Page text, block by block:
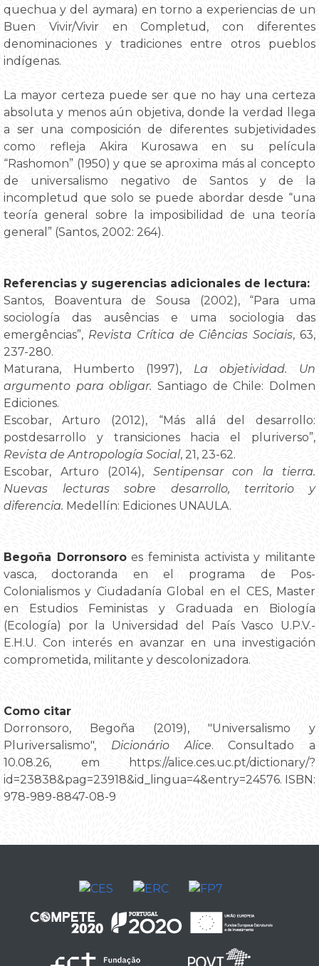
quechua y del aymara) en torno a experiencias de un
Buen Vivir/Vivir en Completud, con diferentes
denominaciones y tradiciones entre otros pueblos
indígenas.
La mayor certeza puede ser que no hay una certeza
absoluta y menos aún objetiva, donde la verdad llega
a ser una composición de diferentes subjetividades
como refleja Akira Kurosawa en su película
“Rashomon” (1950) y que se aproxima más al concepto
de universalismo negativo de Santos y de la
incompletud que solo se puede abordar desde “una
teoría general sobre la imposibilidad de una teoría
general” (Santos, 2002: 264).
Referencias y sugerencias adicionales de lectura:
Santos, Boaventura de Sousa (2002), “Para uma
sociología das ausências e uma sociologia das
emergências”, Revista Crítica de Ciências Sociais, 63,
237-280.
Maturana, Humberto (1997), La objetividad. Un
argumento para obligar. Santiago de Chile: Dolmen
Ediciones.
Escobar, Arturo (2012), “Más allá del desarrollo:
postdesarrollo y transiciones hacia el pluriverso”,
Revista de Antropología Social, 21, 23-62.
Escobar, Arturo (2014), Sentipensar con la tierra.
Nuevas lecturas sobre desarrollo, territorio y
diferencia. Medellín: Ediciones UNAULA.
Begoña Dorronsoroes feminista activista y militante
vasca, doctoranda en el programa de Pos-
Colonialismos y Ciudadanía Global en el CES, Master
en Estudios Feministas y Graduada en Biología
(Ecología) por la Universidad del País Vasco U.P.V.-
E.H.U. Con interés en avanzar en una investigación
comprometida, militante y descolonizadora.
Como citar
Dorronsoro, Begoña (2019), "Universalismo y
Pluriversalismo", Dicionário Alice. Consultado a
10.08.26, em https://alice.ces.uc.pt/dictionary/?
id=23838&pag=23918&id_lingua=4&entry=24576. ISBN:
978-989-8847-08-9